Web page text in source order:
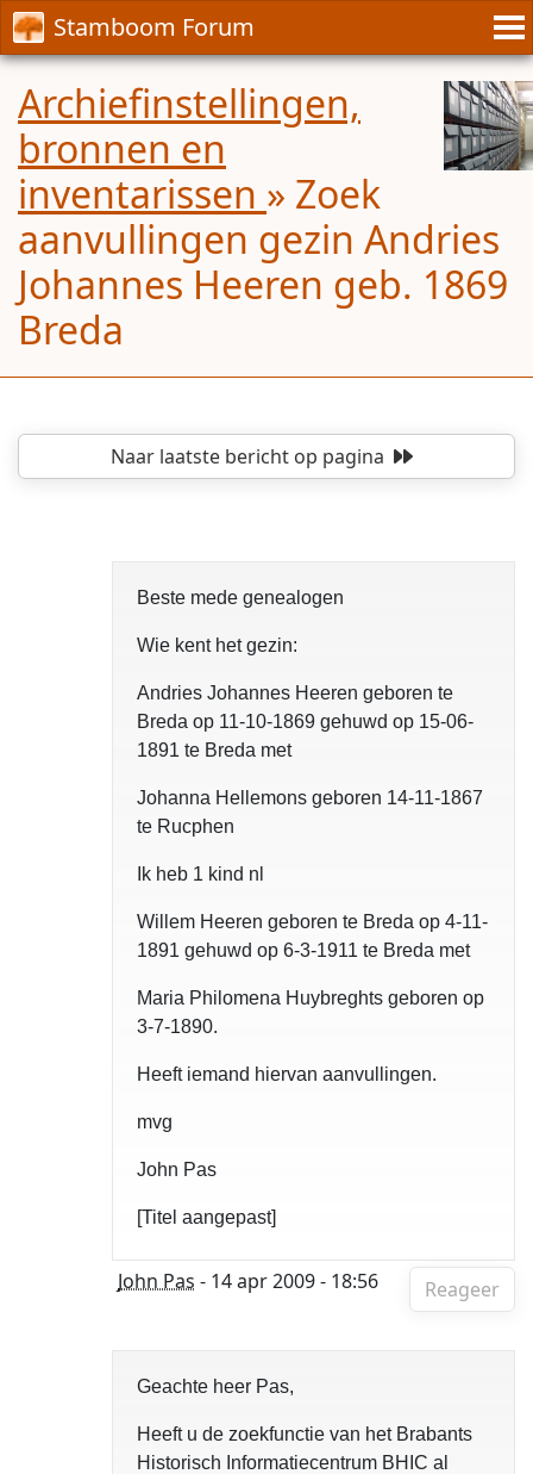
Stamboom Forum
Archiefinstellingen,
bronnen en
inventarissen » Zoek
aanvullingen gezin Andries
Johannes Heeren geb. 1869
Breda
Naar laatste berichtop pagina
Beste mede genealogen
Wie kent het gezin:
Andries Johannes Heeren geboren te
Breda op 11-10-1869 gehuwd op 15-06-
1891 te Breda met
Johanna Hellemons geboren 14-11-1867
te Rucphen
Ik heb 1 kind nl
Willem Heeren geboren te Breda op 4-11-
1891 gehuwd op 6-3-1911 te Breda met
Maria Philomena Huybreghts geboren op
3-7-1890.
Heeft iemand hiervan aanvullingen.
mvg
John Pas
[Titel aangepast]
Reageer
John Pas - 14 apr 2009 - 18:56
Geachte heer Pas,
Heeft u de zoekfunctie van het Brabants
Historisch Informatiecentrum BHIC al